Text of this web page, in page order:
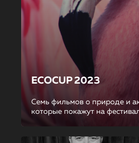
ECOCUP 2023
Семь фильмов о природе и
которые покажут на